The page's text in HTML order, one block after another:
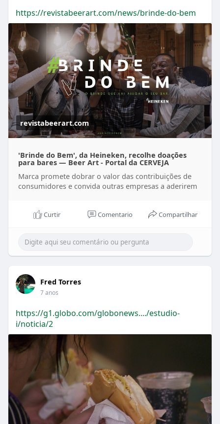
https://revistabeerart.com/news/brinde-do-bem
revistabeerart.com
'Brinde do Bem', da Heineken, recolhe doações
para bares — Beer Art - Portal da CERVEJA
Marca promete dobrar o valor das contribuições de
consumidores e convida outras empresas a aderirem
Curtir Comentario Compartilhar
Fred Torres
7 anos
https://g1.globo.com/globonews..../estudio-
i/noticia/2